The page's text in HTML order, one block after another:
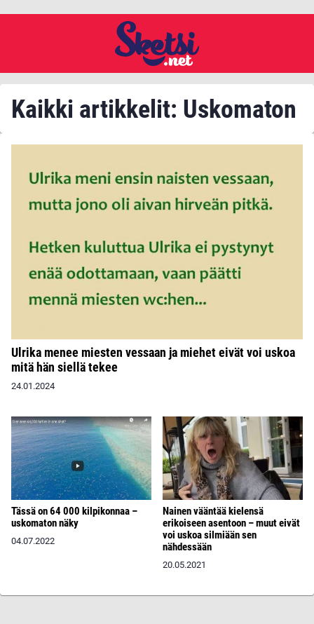
Kaikki artikkelit: Uskomaton
Ulrika menee miesten vessaan ja miehet eivät voi uskoa
mitä hän siellä tekee
24.01.2024
Tässä on 64 000 kilpikonnaa –
uskomaton näky
04.07.2022
Nainen vääntää kielensä
erikoiseen asentoon – muut eivät
voi uskoa silmiään sen
nähdessään
20.05.2021